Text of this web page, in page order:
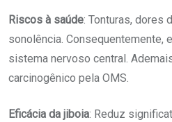
Riscos à saúde: Tonturas, dores
sonolência. Consequentemente,
sistema nervoso central.
carcinogênico pela OMS.
Eficácia da jiboia: Reduz